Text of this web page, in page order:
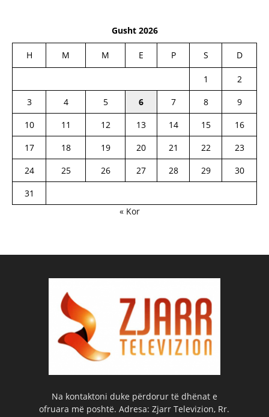
Gusht 2026
H M M E P S D
1
2
3
4 5 6 7 8
9
10
11 12 13 14 15
16
17
18 19 20 21 22
23
24
25 26 27 28 29
30
31
« Kor
Na kontaktoni duke përdorur të dhënat e
ofruara më poshtë. Adresa: Zjarr Televizion, Rr.